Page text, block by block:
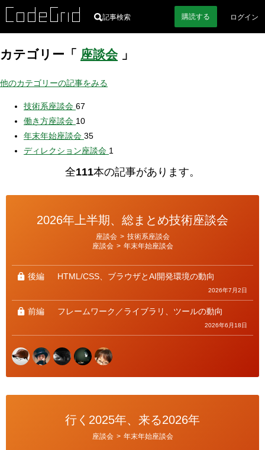
記事検索 購読する ログイン
カテゴリー「 座談会」
他のカテゴリーの記事をみる
技術系座談会 67
働き方座談会 10
年末年始座談会 35
ディレクション座談会 1
全111本の記事があります。
2026年上半期、総まとめ技術座談会
ー
座談会 > 技術系座談会
座談会 > 年末年始座談会
後編 HTML/CSS、ブラウザとAI開発環境の動向
2026年7月2日
前編 フレームワーク／ライブラリ、ツールの動向
2026年6月18日
行く2025年、来る2026年
座談会 > 年末年始座談会